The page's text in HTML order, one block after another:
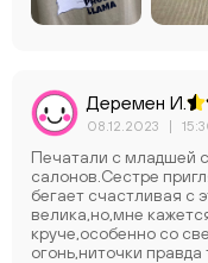
Деремен И.
08.12.2023 |
Печатали с младшей
салонов.Сестре
бегает счастливая с
велика,но,мне
круче,особенно со
огонь,ниточки